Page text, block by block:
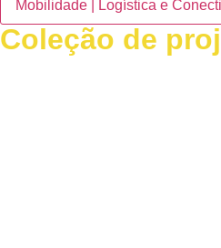
Mobilidade | Logística e
Coleção de